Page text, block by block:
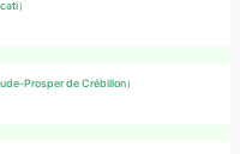
）
Prosper de Crébillon）